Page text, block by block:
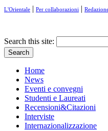
L'Orientale | Per collaborazioni |
Search this site:
Home
News
Eventi e convegni
Studenti e Laureati
Recensioni&Citazioni
Interviste
Internazionalizzazione